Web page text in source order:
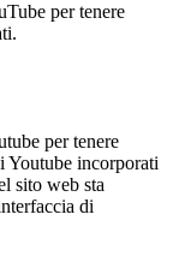
per tenere
per tenere
Youtube incorporati
sito web sta
di